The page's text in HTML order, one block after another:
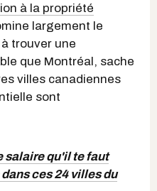
à la propriété
largement le
trouver une
que Montréal, sache
villes canadiennes
sont
salaire qu'il te faut
ces 24 villes du